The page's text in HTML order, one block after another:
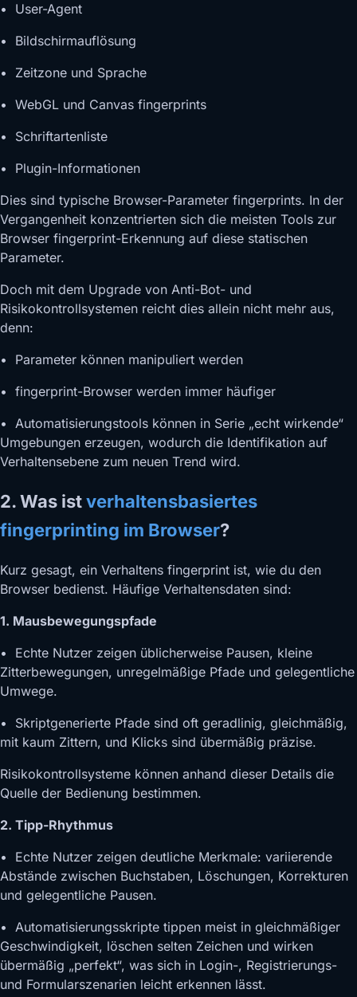
• User-Agent
• Bildschirmauflösung
• Zeitzone und Sprache
• WebGL und Canvas fingerprints
• Schriftartenliste
• Plugin-Informationen
Dies sind typische Browser-Parameter fingerprints. In der
Vergangenheit konzentrierten sich die meisten Tools zur
Browser fingerprint-Erkennung auf diese statischen
Parameter.
Doch mit dem Upgrade von Anti-Bot- und
Risikokontrollsystemen reicht dies allein nicht mehr aus,
denn:
• Parameter können manipuliert werden
• fingerprint-Browser werden immer häufiger
• Automatisierungstools können in Serie „echt wirkende“
Umgebungen erzeugen, wodurch die Identifikation auf
Verhaltensebene zum neuen Trend wird.
2. Was istverhaltensbasiertes
fingerprinting im Browser?
Kurz gesagt, ein Verhaltens fingerprint ist, wie du den
Browser bedienst. Häufige Verhaltensdaten sind:
1. Mausbewegungspfade
• Echte Nutzer zeigen üblicherweise Pausen, kleine
Zitterbewegungen, unregelmäßige Pfade und gelegentliche
Umwege.
• Skriptgenerierte Pfade sind oft geradlinig, gleichmäßig,
mit kaum Zittern, und Klicks sind übermäßig präzise.
Risikokontrollsysteme können anhand dieser Details die
Quelle der Bedienung bestimmen.
2. Tipp-Rhythmus
• Echte Nutzer zeigen deutliche Merkmale: variierende
Abstände zwischen Buchstaben, Löschungen, Korrekturen
und gelegentliche Pausen.
• Automatisierungsskripte tippen meist in gleichmäßiger
Geschwindigkeit, löschen selten Zeichen und wirken
übermäßig „perfekt“, was sich in Login-, Registrierungs-
und Formularszenarien leicht erkennen lässt.